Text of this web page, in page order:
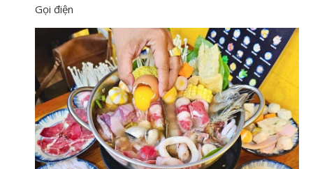
Gọi điện